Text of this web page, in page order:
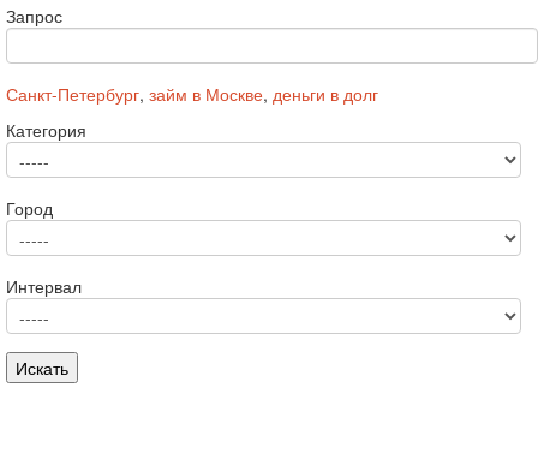
Запрос
Санкт-Петербург, займ в Москве, деньги в долг
Категория
Город
Интервал